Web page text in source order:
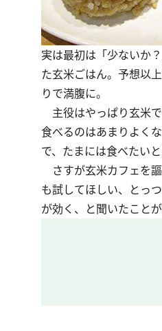
実は最初は「少ないか
た玄米ごはん。予想以
りで満腹に。
主役はやっぱり玄米
食べるのはあまりよく
で、たまには食べたい
さすが玄米カフェを
も試してほしい、とっ
が効く、と聞いたこと